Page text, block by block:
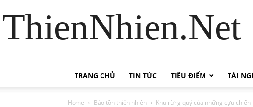
TRANG CHỦ TIN TỨC TIÊU ĐIỂM TÀI
Home Bảo tồn thiên nhiên Khu rừng quý của những cựu chiến